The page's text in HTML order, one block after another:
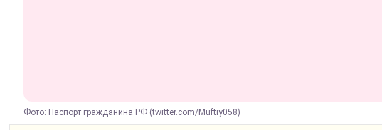
Фото: Паспорт гражданина РФ (twitter.com/Muftiy058)